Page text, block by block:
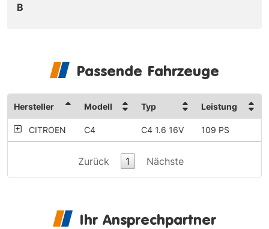
B
Passende Fahrzeuge
Hersteller Modell Typ Leistung
CITROEN C4 C4 1.6 16V 109 PS
Zurück 1 Nächste
Ihr Ansprechpartner